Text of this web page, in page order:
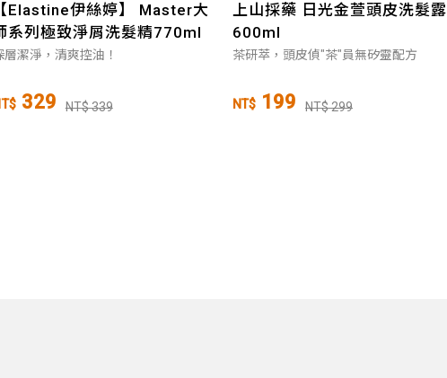
【Elastine伊絲婷】 Master大
系列極致淨屑洗髮精770ml
層潔淨，清爽控油！
329 NT$ 339
上山採藥 日光金萱頭皮洗髮露
600ml
茶研萃，頭皮偵"茶"員無矽靈配方
NT$ 199 NT$ 299